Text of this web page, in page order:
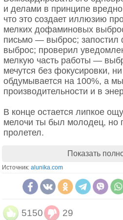
процесс становится
Но в порыве
головокружительной
Так что интересуйтесь всем.
любознательны. И не
случается благодаря
знаниям.
Дженет Коннер в свое
коллекционировать
конструктивные вопросы,
применять для
в ее коллекции более 200
Они составляют пять
1. Вопросы,
развитие
«Где я чувствую, что
«С чем мне сейчас
«Какие условия мне
правильное решение?»
«Как я отношусь к тому, что
происходящего?»
«От чего я отворачиваюсь,
и делами в принципе
что это создает иллюзию
мелких дофаминовых
письмо — выброс;
выброс; проверил
мелкую часть работы —
мечутся без фокусировки,
обдумывается на 100%, а
производительности и в
В конце остается липкое
мелочи ты был молодец, но
пролетел.
Показать
Источник: alunika.com
5150 29